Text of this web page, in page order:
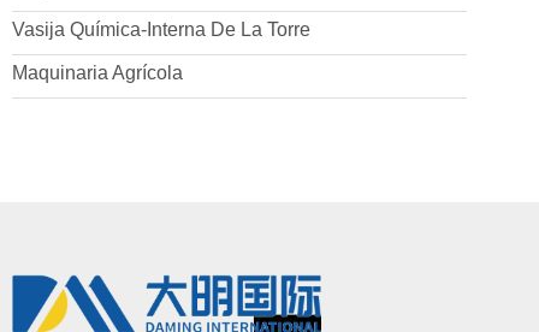
Vasija Química-Interna De La Torre
Maquinaria Agrícola